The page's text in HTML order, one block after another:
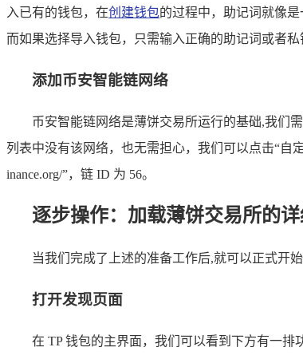
入已有的钱包，在创建钱包的过程中，助记词就像
而如果选择导入钱包，只需输入正确的助记词或者私
添加币安智能链网络
币安智能链网络是薄饼交易所运行的基础,我们
列表中没有该网络，也无需担心，我们可以点击“自
inance.org/”，链 ID 为 56。
逐步操作：加载薄饼交易所的
当我们完成了上述的准备工作后,就可以正式开
打开发现页面
在 TP 钱包的主界面，我们可以看到下方有一